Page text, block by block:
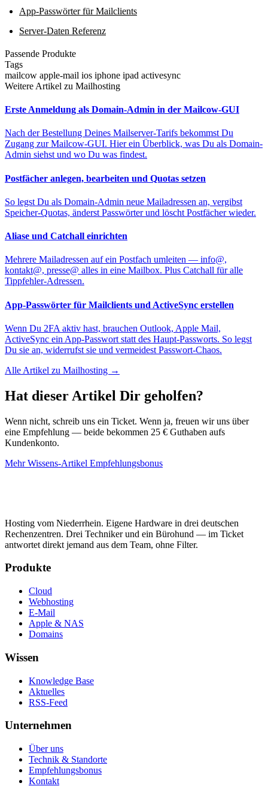
App-Passwörter für Mailclients
Server-Daten Referenz
Passende Produkte
Tags
mailcow apple-mail ios iphone ipad activesync
Weitere Artikel zu Mailhosting
Erste Anmeldung als Domain-Admin in der Mailcow-GUI
Nach der Bestellung Deines Mailserver-Tarifs bekommst Du
Zugang zur Mailcow-GUI. Hier ein Überblick, was Du als Domain-
Admin siehst und wo Du was findest.
Postfächer anlegen, bearbeiten und Quotas setzen
So legst Du als Domain-Admin neue Mailadressen an, vergibst
Speicher-Quotas, änderst Passwörter und löscht Postfächer wieder.
Aliase und Catchall einrichten
Mehrere Mailadressen auf ein Postfach umleiten — info@,
kontakt@, presse@ alles in eine Mailbox. Plus Catchall für alle
Tippfehler-Adressen.
App-Passwörter für Mailclients und ActiveSync erstellen
Wenn Du 2FA aktiv hast, brauchen Outlook, Apple Mail,
ActiveSync ein App-Passwort statt des Haupt-Passworts. So legst
Du sie an, widerrufst sie und vermeidest Passwort-Chaos.
Alle Artikel zu Mailhosting →
Hat dieser Artikel Dir geholfen?
Wenn nicht, schreib uns ein Ticket. Wenn ja, freuen wir uns über
eine Empfehlung — beide bekommen 25 € Guthaben aufs
Kundenkonto.
Mehr Wissens-Artikel Empfehlungsbonus
Hosting vom Niederrhein. Eigene Hardware in drei deutschen
Rechenzentren. Drei Techniker und ein Bürohund — im Ticket
antwortet direkt jemand aus dem Team, ohne Filter.
Produkte
Cloud
Webhosting
E-Mail
Apple & NAS
Domains
Wissen
Knowledge Base
Aktuelles
RSS-Feed
Unternehmen
Über uns
Technik & Standorte
Empfehlungsbonus
Kontakt